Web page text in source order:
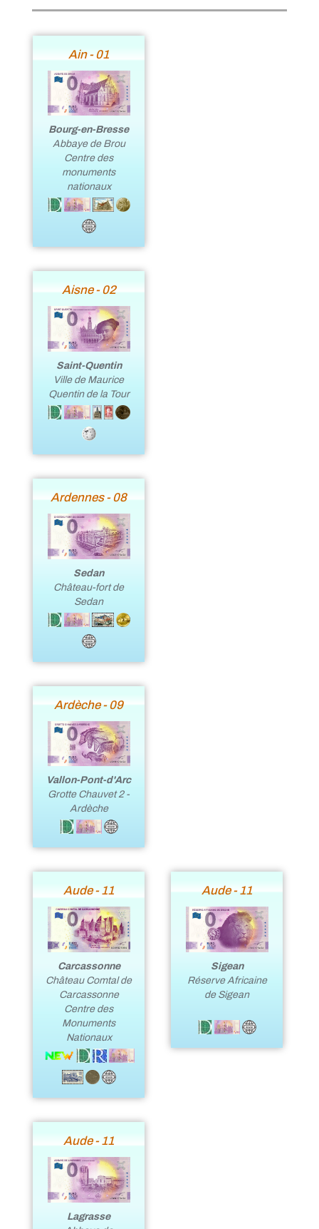
Ain - 01
Bourg-en-Bresse
Abbaye de Brou
Centre des
monuments
nationaux
Aisne - 02
Saint-Quentin
Ville de Maurice
Quentin de la Tour
Ardennes - 08
Sedan
Château-fort de
Sedan
Ardèche - 09
Vallon-Pont-d'Arc
Grotte Chauvet 2 -
Ardèche
Aude - 11
Carcassonne
Château Comtal de
Carcassonne
Centre des
Monuments
Nationaux
Aude - 11
Sigean
Réserve Africaine
de Sigean
Aude - 11
Lagrasse